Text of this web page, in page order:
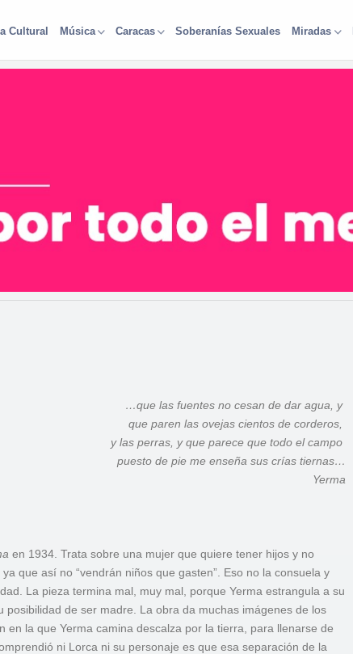
Cultural Música Caracas Soberanías Sexuales Miradas
…que las fuentes no cesan de dar agua, y
que paren las ovejas cientos de corderos,
y las perras, y que parece que todo el campo
puesto de pie me enseña sus crías tiernas…
Yerma
en 1934. Trata sobre una mujer que quiere tener hijos y no
que así no “vendrán niños que gasten”. Eso no la consuela y
La pieza termina mal, muy mal, porque Yerma estrangula a su
de ser madre. La obra da muchas imágenes de los
la que Yerma camina descalza por la tierra, para llenarse de
ni Lorca ni su personaje es que esa separación de la